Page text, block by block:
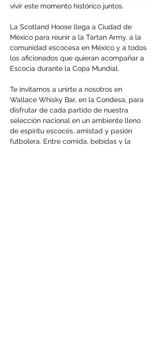
vivir este momento histórico juntos.
La Scotland Hoose llega a Ciudad de
México para reunir a la Tartan Army, a la
comunidad escocesa en México y a todos
los aficionados que quieran acompañar a
Escocia durante la Copa Mundial.
Te invitamos a unirte a nosotros en
Wallace Whisky Bar, en la Condesa, para
disfrutar de cada partido de nuestra
selección nacional en un ambiente lleno
de espíritu escocés, amistad y pasión
futbolera. Entre comida, bebidas y la